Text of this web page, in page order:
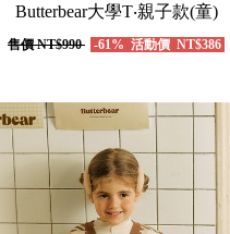
Butterbear大學T‧親子款(童)
售價NT$990 -61% 活動價 NT$386